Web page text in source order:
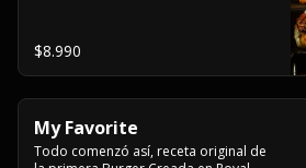
$8.990
My Favorite
Todo comenzó así, receta original de